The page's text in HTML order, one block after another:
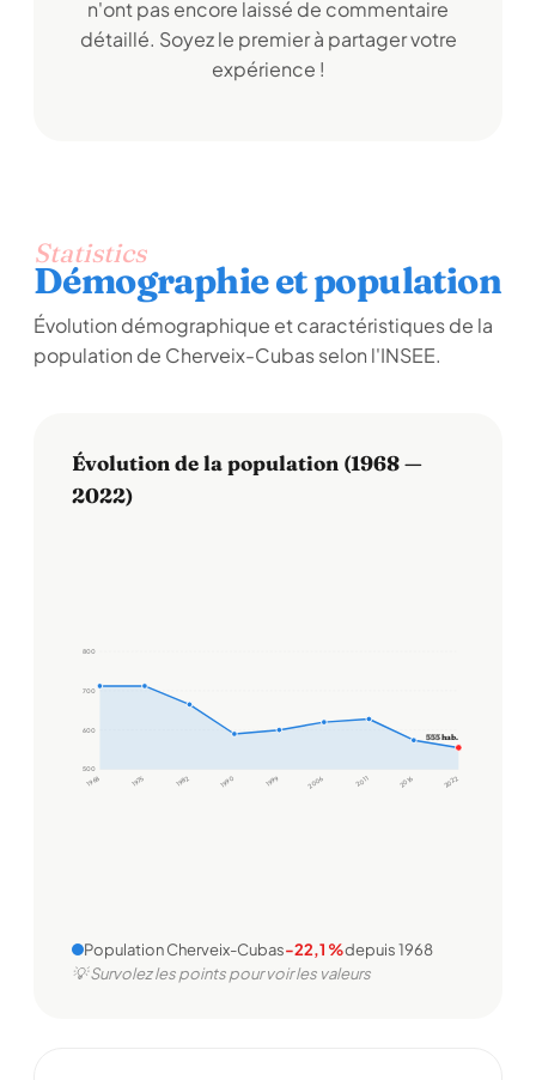
n'ont pas encore laissé de commentaire
détaillé. Soyez le premier à partager votre
expérience !
Statistics
Démographie et population
Évolution démographique et caractéristiques de la
population de Cherveix-Cubas selon l'INSEE.
Évolution de la population (1968 —
2022)
500
600
700
800
1968 1975 1982 1990 1999 2006 2011 2016 2022
555 hab.
Population Cherveix-Cubas-22,1 %depuis 1968
💡 Survolez les points pour voir les valeurs